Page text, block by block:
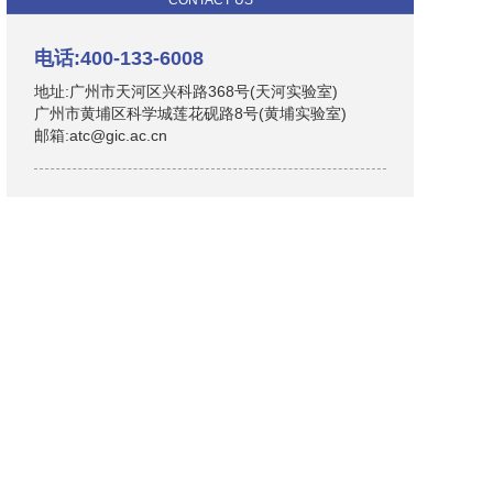
电话:400-133-6008
地址:广州市天河区兴科路368号(天河实验室)
广州市黄埔区科学城莲花砚路8号(黄埔实验室)
邮箱:atc@gic.ac.cn